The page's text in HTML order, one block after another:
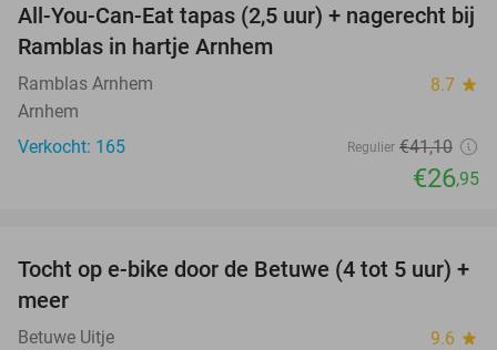
34%
All-You-Can-Eat tapas (2,5 uur) + nagerecht bij
Ramblas in hartje Arnhem
Ramblas Arnhem 8.7 star
Arnhem
Verkocht: 165
Regulier €41,10
€26,95
35%
Tocht op e-bike door de Betuwe (4 tot 5 uur) +
meer
Betuwe Uitje 9.6 star